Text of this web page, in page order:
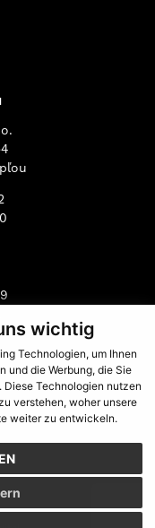
wichtig
Technologien, um Ihnen
und die Werbung, die Sie
Diese Technologien nutzen
verstehen, woher unsere
weiter zu entwickeln.